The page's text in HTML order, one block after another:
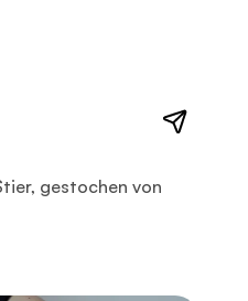
von @alinaatattoo in
gestochen von